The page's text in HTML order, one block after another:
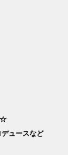
☆
ュースなど